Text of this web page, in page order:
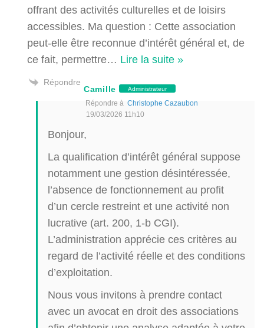
offrant des activités culturelles et de loisirs
accessibles. Ma question : Cette association
peut-elle être reconnue d’intérêt général et, de
ce fait, permettre… Lire la suite »
Répondre
Camille Administrateur
Répondre à Christophe Cazaubon
19/03/2026 11h10
Bonjour,
La qualification d’intérêt général suppose
notamment une gestion désintéressée,
l’absence de fonctionnement au profit
d’un cercle restreint et une activité non
lucrative (art. 200, 1-b CGI).
L’administration apprécie ces critères au
regard de l’activité réelle et des conditions
d’exploitation.
Nous vous invitons à prendre contact
avec un avocat en droit des associations